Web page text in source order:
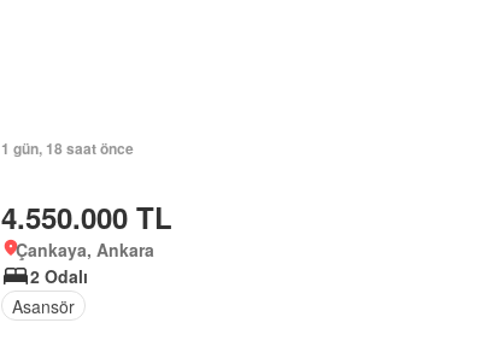
1 gün, 18 saat önce
4.550.000 TL
Çankaya, Ankara
2 Odalı
Asansör